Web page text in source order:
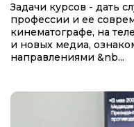
Задачи курсов - дать
профессии и ее
кинематографе, на
и новых медиа,
направлениями &nb...